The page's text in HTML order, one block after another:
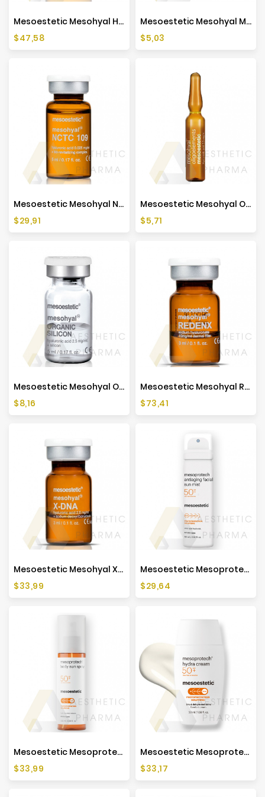
Mesoestetic Mesohyal HYALURONIC (1x3ml)
Cena
$47,58
Mesoestetic Mesohyal Melilot (1x2ml)
Cena
$5,03
Mesoestetic Mesohyal NCTC 109 (1x5ml)
Cena
$29,91
Mesoestetic Mesohyal Oligoelementy (1x5ml)
Cena
$5,71
Mesoestetic Mesohyal ORGANIC SILICON (1x5ml)
Cena
$8,16
Mesoestetic Mesohyal REDENX (1x3ml)
Cena
$73,41
Mesoestetic Mesohyal X-DNA (1x3ml)
Cena
$33,99
Mesoestetic Mesoprotech Antiaging Facial Sun Mist SPF 50+ - 60ml
Cena
$29,64
Mesoestetic Mesoprotech Body Sun Spray SPF 50+ - 200ml
Cena
$33,99
Mesoestetic Mesoprotech Hydra Cream SPF50+ - 50ml
Cena
$33,17